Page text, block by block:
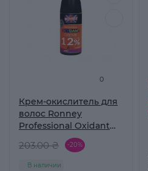
0
Крем-окислитель для
волос Ronney
Professional Oxidant
Creme 12%, 1000 мл
203.00 ₴ -20%
В наличии